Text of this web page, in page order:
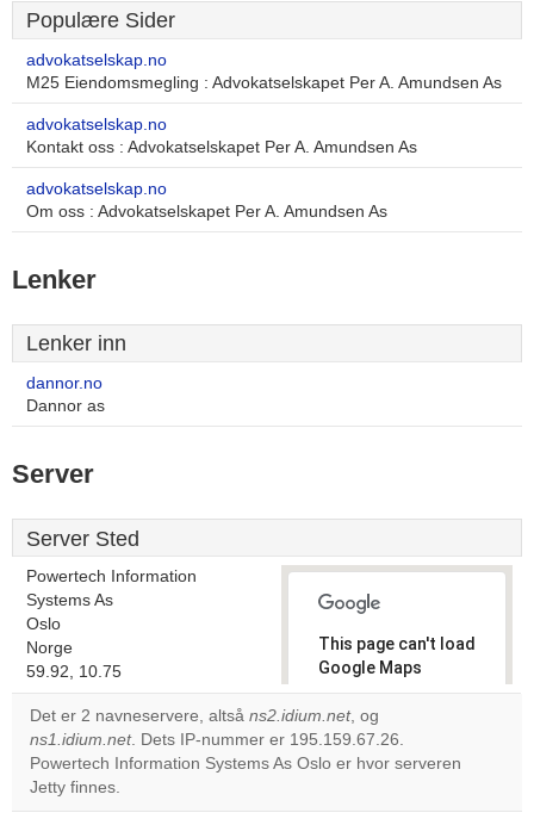
Populære Sider
advokatselskap.no
M25 Eiendomsmegling : Advokatselskapet Per A. Amundsen As
advokatselskap.no
Kontakt oss : Advokatselskapet Per A. Amundsen As
advokatselskap.no
Om oss : Advokatselskapet Per A. Amundsen As
Lenker
Lenker inn
dannor.no
Dannor as
Server
Server Sted
Powertech Information
Systems As
Oslo
Norge
59.92, 10.75
This page can't load
Google Maps
correctly.
Do you
own this
OK
Det er 2 navneservere, altså ns2.idium.net, og
ns1.idium.net. Dets IP-nummer er 195.159.67.26.
Powertech Information Systems As Oslo er hvor serveren
Jetty finnes.